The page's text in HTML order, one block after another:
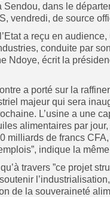
Sendou, dans le
vendredi, de source
a reçu en
conduite par
Ndoye, écrit la
a porté sur la
majeur qui sera
L’usine a une
alimentaires par
milliards de francs
indique la
travers ”ce projet
de la souveraineté